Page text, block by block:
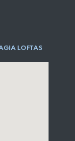
LOFTAS